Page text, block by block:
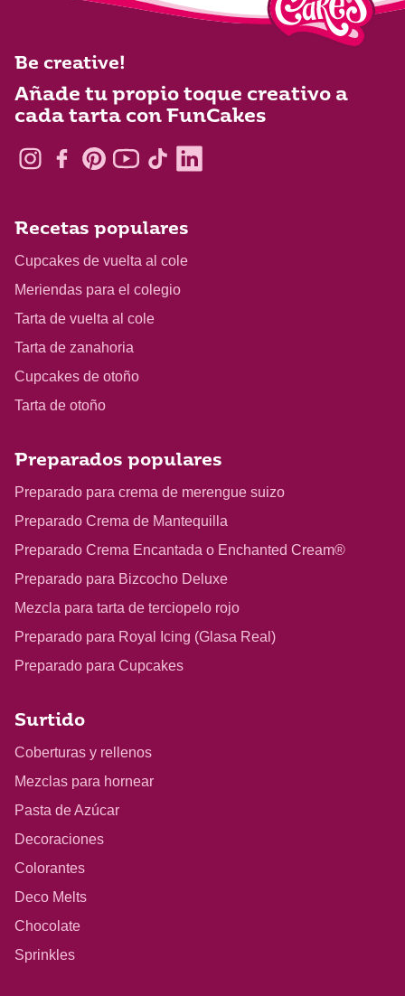
Be creative!
Añade tu propio toque creativo a
cada tarta con FunCakes
Recetas populares
Cupcakes de vuelta al cole
Meriendas para el colegio
Tarta de vuelta al cole
Tarta de zanahoria
Cupcakes de otoño
Tarta de otoño
Preparados populares
Preparado para crema de merengue suizo
Preparado Crema de Mantequilla
Preparado Crema Encantada o Enchanted Cream®
Preparado para Bizcocho Deluxe
Mezcla para tarta de terciopelo rojo
Preparado para Royal Icing (Glasa Real)
Preparado para Cupcakes
Surtido
Coberturas y rellenos
Mezclas para hornear
Pasta de Azúcar
Decoraciones
Colorantes
Deco Melts
Chocolate
Sprinkles